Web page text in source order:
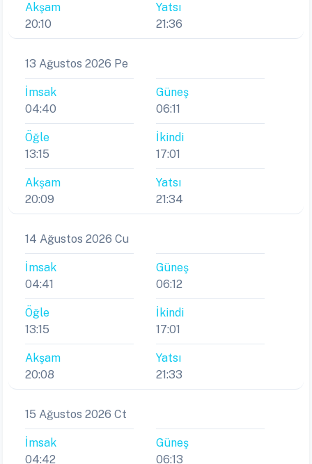
Akşam
20:10
Yatsı
21:36
13 Ağustos 2026 Pe
İmsak
04:40
Güneş
06:11
Öğle
13:15
İkindi
17:01
Akşam
20:09
Yatsı
21:34
14 Ağustos 2026 Cu
İmsak
04:41
Güneş
06:12
Öğle
13:15
İkindi
17:01
Akşam
20:08
Yatsı
21:33
15 Ağustos 2026 Ct
İmsak
04:42
Güneş
06:13